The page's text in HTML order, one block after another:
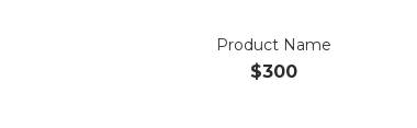
Product Name
$300